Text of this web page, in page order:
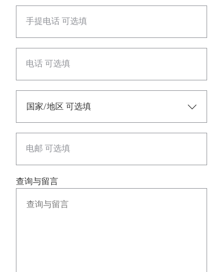
手提电话 可选填
电话 可选填
电邮 可选填
查询与留言